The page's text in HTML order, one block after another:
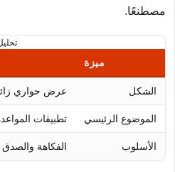
مصطنعًا.
ميزة
الشكل عرض حواري
الموضوع الرئيسي تطبيقات
الأسلوب الفكاهة والصدق